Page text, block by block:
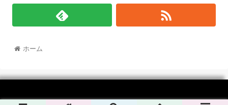
ホーム